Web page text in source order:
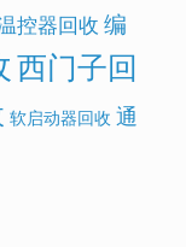
控器回收 编
西门子回
软启动器回收 通